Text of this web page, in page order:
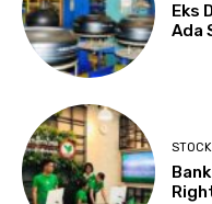
Eks
Ada